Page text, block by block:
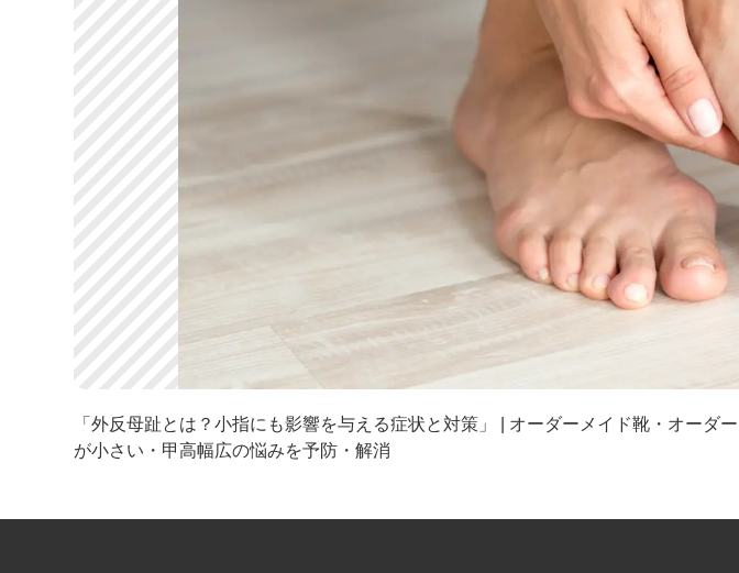
「外反母趾とは？小指にも影響を与える症状と対策」 | オーダーメイド靴・オー
が小さい・甲高幅広の悩みを予防・解消